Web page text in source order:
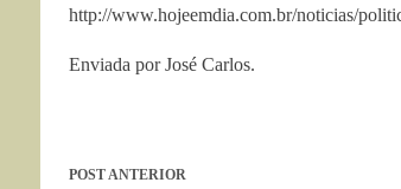
http://www.hojeemdia.com.br/noticias/
Enviada por José Carlos.
POSTANTERIOR